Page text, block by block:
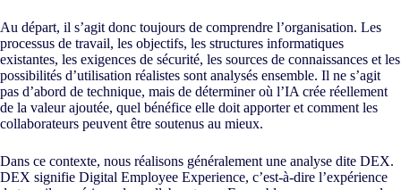
Au départ, il s’agit donc toujours de comprendre l’organisation. Les
processus de travail, les objectifs, les structures informatiques
existantes, les exigences de sécurité, les sources de connaissances et les
possibilités d’utilisation réalistes sont analysés ensemble. Il ne s’agit
pas d’abord de technique, mais de déterminer où l’IA crée réellement
de la valeur ajoutée, quel bénéfice elle doit apporter et comment les
collaborateurs peuvent être soutenus au mieux.
Dans ce contexte, nous réalisons généralement une analyse dite DEX.
DEX signifie Digital Employee Experience, c’est-à-dire l’expérience